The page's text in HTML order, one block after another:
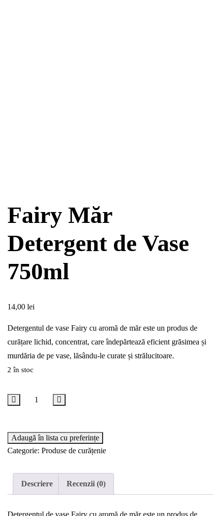
Fairy Măr
Detergent de Vase
750ml
14,00 lei
Detergentul de vase Fairy cu aromă de măr este un produs de
curățare lichid, concentrat, care îndepărtează eficient grăsimea și
murdăria de pe vase, lăsându-le curate și strălucitoare.
2 în stoc
Adaugă în lista cu preferințe
Categorie: Produse de curățenie
Descriere Recenzii (0)
Detergentul de vase Fairy cu aromă de măr este un produs de